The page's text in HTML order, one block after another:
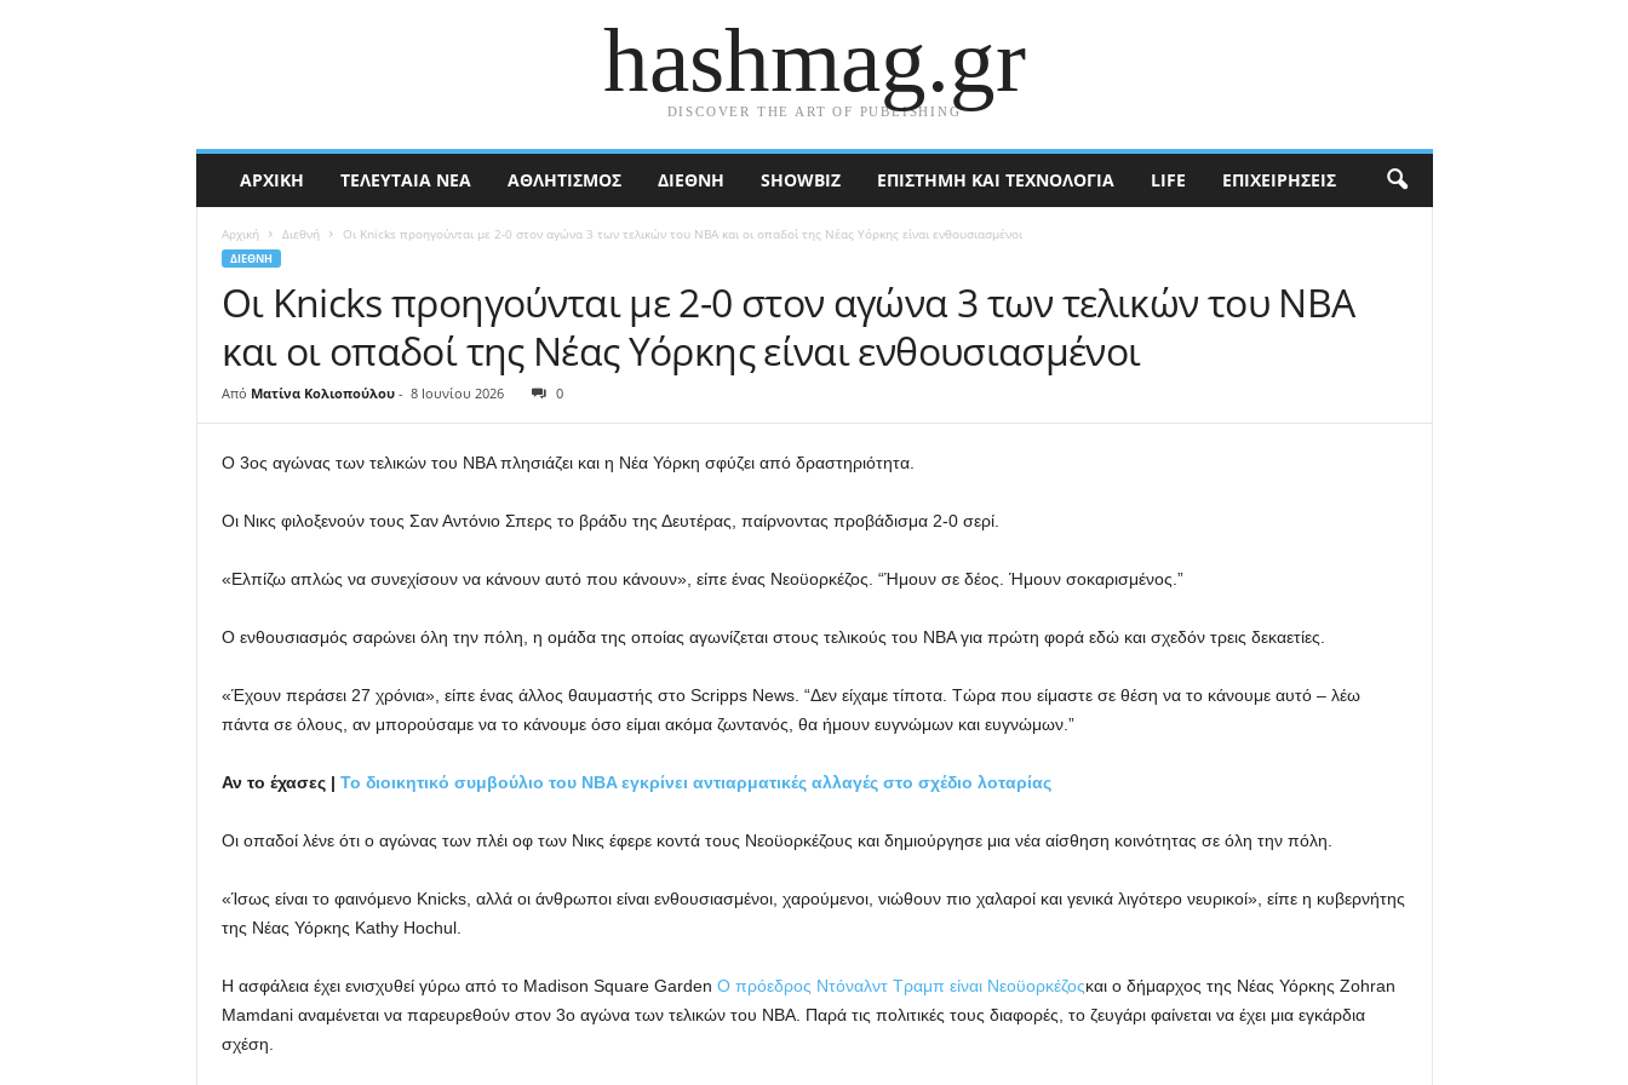
hashmag.gr
DISCOVER THE ART OF PUBLISHING
ΑΡΧΙΚΉ ΤΕΛΕΥΤΑΊΑ ΝΈΑ ΑΘΛΗΤΙΣΜΟΣ ΔΙΕΘΝΉ SHOWBIZ ΕΠΙΣΤΉΜΗ ΚΑΙ ΤΕΧΝΟΛΟΓΊΑ LIFE ΕΠΙΧΕΙΡΉΣΕΙΣ
Αρχική Διεθνή Οι Knicks προηγούνται με 2-0 στον αγώνα 3 των τελικών του NBA και οι οπαδοί της Νέας Υόρκης είναι ενθουσιασμένοι
ΔΙΕΘΝΉ
Οι Knicks προηγούνται με 2-0 στον αγώνα 3 των τελικών του NBA
και οι οπαδοί της Νέας Υόρκης είναι ενθουσιασμένοι
Από Ματίνα Κολιοπούλου - 8 Ιουνίου 2026 0
Ο 3ος αγώνας των τελικών του NBA πλησιάζει και η Νέα Υόρκη σφύζει από δραστηριότητα.
Οι Νικς φιλοξενούν τους Σαν Αντόνιο Σπερς το βράδυ της Δευτέρας, παίρνοντας προβάδισμα 2-0 σερί.
«Ελπίζω απλώς να συνεχίσουν να κάνουν αυτό που κάνουν», είπε ένας Νεοϋορκέζος. “Ήμουν σε δέος. Ήμουν σοκαρισμένος.”
Ο ενθουσιασμός σαρώνει όλη την πόλη, η ομάδα της οποίας αγωνίζεται στους τελικούς του NBA για πρώτη φορά εδώ και σχεδόν τρεις δεκαετίες.
«Έχουν περάσει 27 χρόνια», είπε ένας άλλος θαυμαστής στο Scripps News. “Δεν είχαμε τίποτα. Τώρα που είμαστε σε θέση να το κάνουμε αυτό – λέω
πάντα σε όλους, αν μπορούσαμε να το κάνουμε όσο είμαι ακόμα ζωντανός, θα ήμουν ευγνώμων και ευγνώμων.”
Αν το έχασες | Το διοικητικό συμβούλιο του NBA εγκρίνει αντιαρματικές αλλαγές στο σχέδιο λοταρίας
Οι οπαδοί λένε ότι ο αγώνας των πλέι οφ των Νικς έφερε κοντά τους Νεοϋορκέζους και δημιούργησε μια νέα αίσθηση κοινότητας σε όλη την πόλη.
«Ίσως είναι το φαινόμενο Knicks, αλλά οι άνθρωποι είναι ενθουσιασμένοι, χαρούμενοι, νιώθουν πιο χαλαροί και γενικά λιγότερο νευρικοί», είπε η κυβερνήτης
της Νέας Υόρκης Kathy Hochul.
Η ασφάλεια έχει ενισχυθεί γύρω από το Madison Square Garden Ο πρόεδρος Ντόναλντ Τραμπ είναι Νεοϋορκέζοςκαι ο δήμαρχος της Νέας Υόρκης Zohran
Mamdani αναμένεται να παρευρεθούν στον 3ο αγώνα των τελικών του NBA. Παρά τις πολιτικές τους διαφορές, το ζευγάρι φαίνεται να έχει μια εγκάρδια
σχέση.